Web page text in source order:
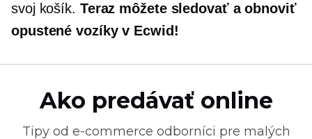
svoj košík. Teraz môžete sledovať a obnoviť
opustené vozíky v Ecwid!
Ako predávať online
Tipy od e-commerce odborníci pre malých